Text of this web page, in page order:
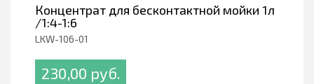
Концентрат для бесконтактной мойки 1л
/1:4-1:6
LKW-106-01
230,00 pуб.